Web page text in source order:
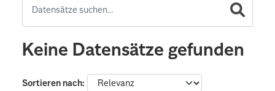
Keine Datensätze gefunden
Sortieren nach